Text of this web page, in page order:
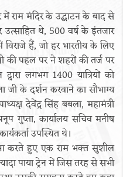
में राम मंदिर के उद्घाटन के बाद से
थे, 500 वर्ष के इंतजार
हैं, जो हर भारतीय के लिए
पहल पर ने शहरों की तर्ज पर
लगभग 1400 यात्रियों को
जी के दर्शन करवाने का सौभाग्य
देवेंद्र सिंह बबला, महामंत्री
गुप्ता, कार्यालय सचिव मनीष
उपस्थित थे।
करते हुए एक राम भक्त सुशील
पाया ट्रेन में जिस तरह से सभी